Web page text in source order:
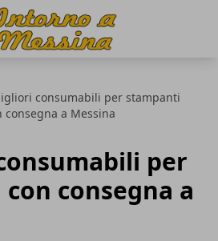
consumabili per stampanti
consegna a Messina
per
consegna a